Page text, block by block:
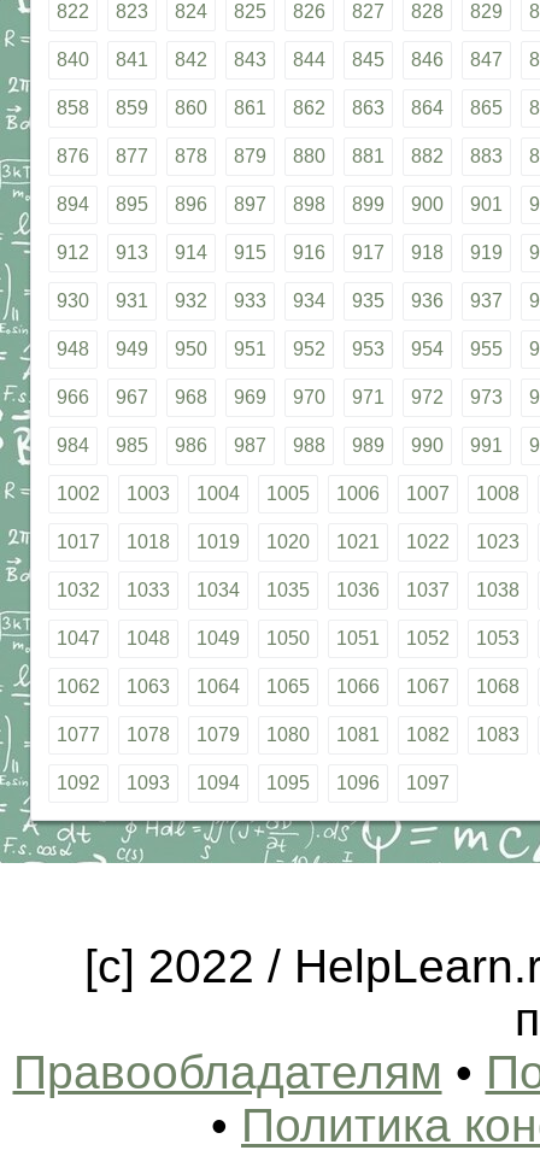
822 823 824 825 826 827 828 829
840 841 842 843 844 845 846 847
858 859 860 861 862 863 864 865
876 877 878 879 880 881 882 883
894 895 896 897 898 899 900 901
912 913 914 915 916 917 918 919
930 931 932 933 934 935 936 937
948 949 950 951 952 953 954 955
966 967 968 969 970 971 972 973
984 985 986 987 988 989 990 991
1002 1003 1004 1005 1006 1007 1008
1017 1018 1019 1020 1021 1022 1023
1032 1033 1034 1035 1036 1037 1038
1047 1048 1049 1050 1051 1052 1053
1062 1063 1064 1065 1066 1067 1068
1077 1078 1079 1080 1081 1082 1083
1092 1093 1094 1095 1096 1097
[c] 2022 /
Правообладателям •
• Политика